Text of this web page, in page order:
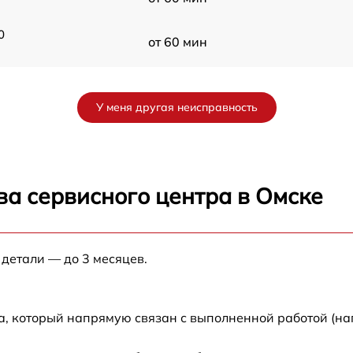
от 60 мин
У меня другая неисправность
сервисного центра в Омске
— до 3 месяцев.
который напрямую связан с выполненной работой